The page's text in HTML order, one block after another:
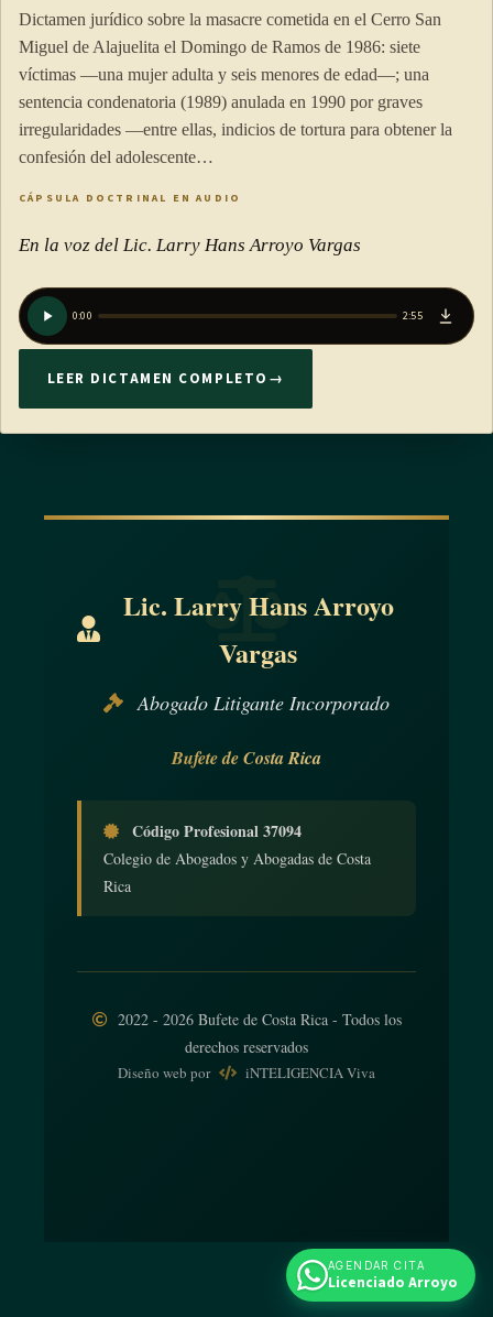
Dictamen jurídico sobre la masacre cometida en el Cerro San
Miguel de Alajuelita el Domingo de Ramos de 1986: siete
víctimas —una mujer adulta y seis menores de edad—; una
sentencia condenatoria (1989) anulada en 1990 por graves
irregularidades —entre ellas, indicios de tortura para obtener la
confesión del adolescente…
CÁPSULA DOCTRINAL EN AUDIO
En la voz del Lic. Larry Hans Arroyo Vargas
0:00 2:55
LEER DICTAMEN COMPLETO →
Lic. Larry Hans Arroyo
Vargas
Abogado Litigante Incorporado
Bufete de Costa Rica
Código Profesional 37094
Colegio de Abogados y Abogadas de Costa
Rica
2022 - 2026 Bufete de Costa Rica - Todos los
derechos reservados
Diseño web por iNTELIGENCIA Viva
AGENDAR CITA
Licenciado Arroyo